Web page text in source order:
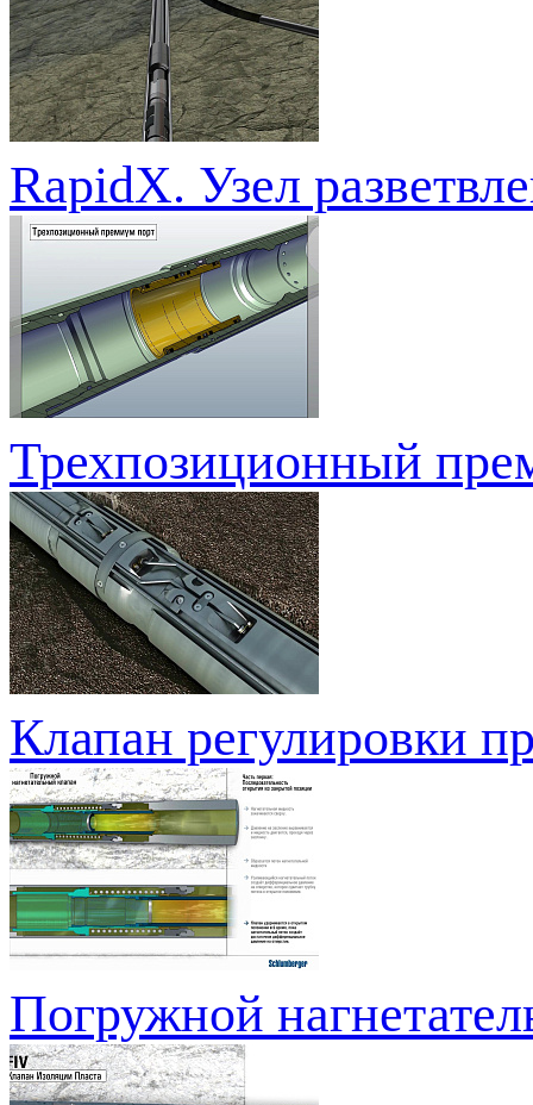
RapidX. Узел
Трехпозиционный
Клапан регулировки
Погружной